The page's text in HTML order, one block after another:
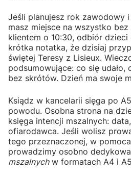
Jeśli planujesz rok zawodowy
masz miejsce na wszystko
klientem o 10:30, odbiór
krótka notatka, że dzisiaj
świętej Teresy z Lisieux.
podsumowujące: co się udało,
bez skrótów. Dzień ma swoje
Ksiądz w kancelarii sięga po
powodu. Osobna strona na
księga intencji mszalnych:
ofiarodawca. Jeśli wolisz
tego przeznaczonej, w
prowadzimy osobno
mszalnychw formatach A4 i